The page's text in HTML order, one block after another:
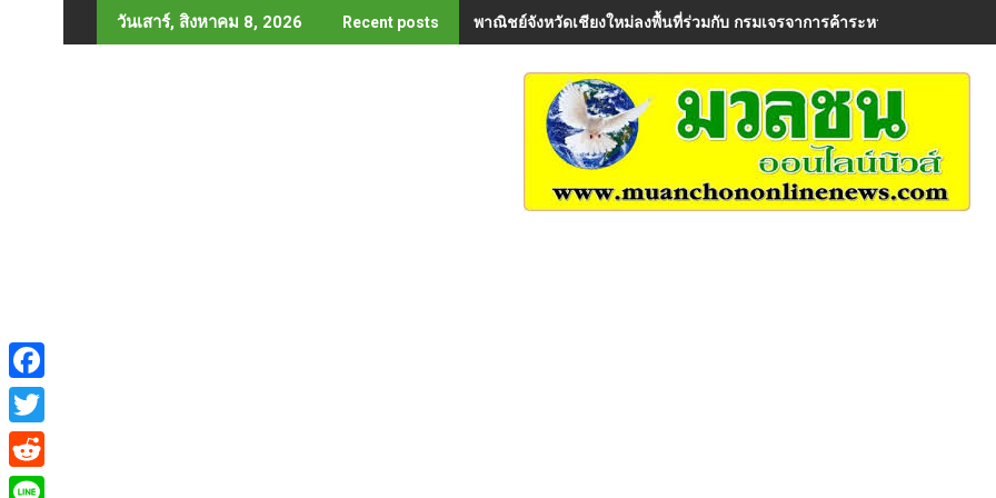
to
วันเสาร์, สิงหาคม 8, 2026 Recent posts พาณิชย์จังหวัดเชียงใหม่ลงพื้นที่ร่วมกับ กรมเจรจาการค้าระหว่างประเทศ เพื่อ
F
a
c
T
w
R